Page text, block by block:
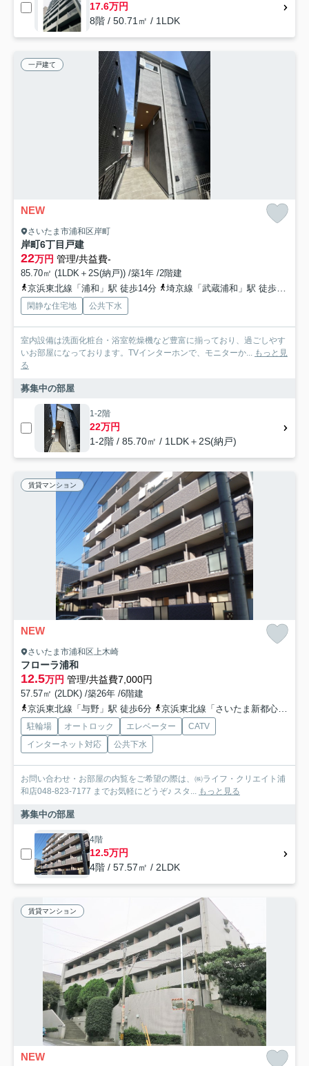
17.6万円
8階 / 50.71㎡ / 1LDK
一戸建て
NEW
さいたま市浦和区岸町
岸町6丁目戸建
22万円 管理/共益費-
85.70㎡ (1LDK＋2S(納戸)) /築1年 /2階建
京浜東北線「浦和」駅 徒歩14分
埼京線「武蔵浦和」駅 徒歩14分
閑静な住宅地 公共下水
室内設備は洗面化粧台・浴室乾燥機など豊富に揃っており、過ごしやす
いお部屋になっております。TVインターホンで、モニターか... もっと見
る
募集中の部屋
1-2階
22万円
1-2階 / 85.70㎡ / 1LDK＋2S(納戸)
賃貸マンション
NEW
さいたま市浦和区上木崎
フローラ浦和
12.5万円 管理/共益費7,000円
57.57㎡ (2LDK) /築26年 /6階建
京浜東北線「与野」駅 徒歩6分
京浜東北線「さいたま新都心」駅 徒歩18分
駐輪場 オートロック エレベーター
CATV
インターネット対応
公共下水
お問い合わせ・お部屋の内覧をご希望の際は、㈱ライフ・クリエイト浦
和店048-823-7177 までお気軽にどうぞ♪ スタ... もっと見る
募集中の部屋
4階
12.5万円
4階 / 57.57㎡ / 2LDK
賃貸マンション
NEW